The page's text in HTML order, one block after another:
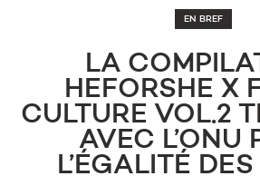
EN BREF
LA
HEFORSHE X
CULTURE VOL.2
AVEC L’ONU
L’ÉGALITÉ